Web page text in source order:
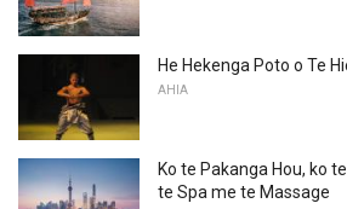
He Hekenga Poto o Te
AHIA
Ko te Pakanga Hou, ko
te Spa me te Massage